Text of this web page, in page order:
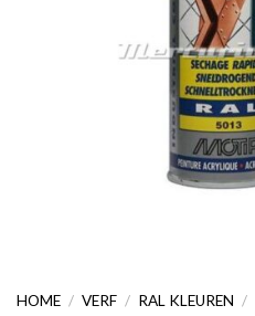
HOME / VERF / RAL KLEUREN /